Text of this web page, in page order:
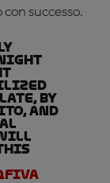
successo.
by
and
will